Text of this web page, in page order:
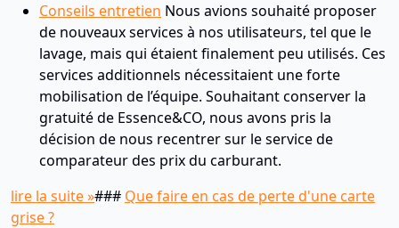
Conseils entretien Nous avions souhaité proposer
de nouveaux services à nos utilisateurs, tel que le
lavage, mais qui étaient finalement peu utilisés. Ces
services additionnels nécessitaient une forte
mobilisation de l’équipe. Souhaitant conserver la
gratuité de Essence&CO, nous avons pris la
décision de nous recentrer sur le service de
comparateur des prix du carburant.
lire la suite »### Que faire en cas de perte d'une carte
grise ?